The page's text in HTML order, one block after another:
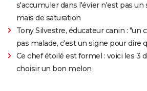
s'accumuler dans l'évier n'est pas un
mais de saturation
Tony Silvestre, éducateur canin : "un
pas malade, c'est un signe pour dire
Ce chef étoilé est formel : voici les 3
choisir un bon melon